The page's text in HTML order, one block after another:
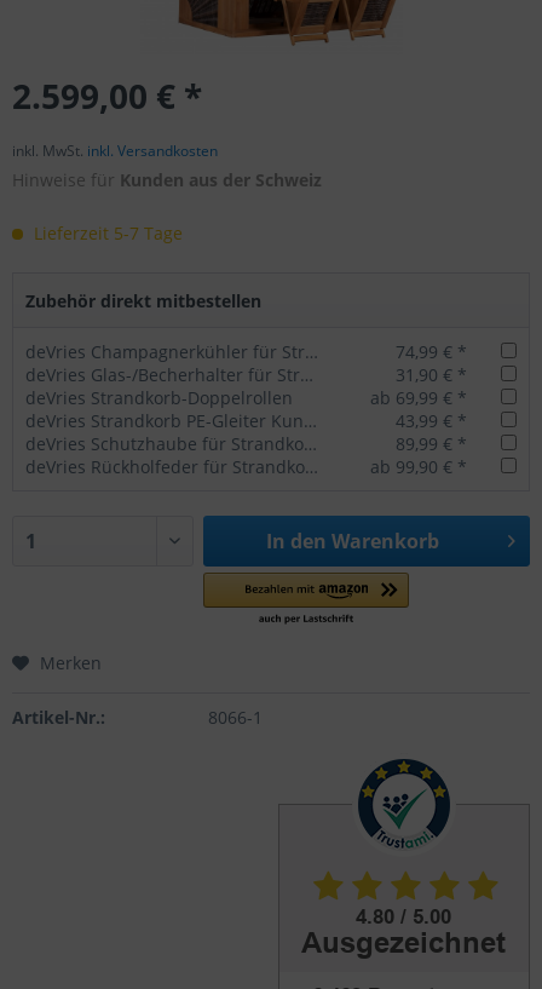
2.599,00 € *
inkl. MwSt. inkl. Versandkosten
Hinweise für Kunden aus der Schweiz
Lieferzeit 5-7 Tage
Zubehör direkt mitbestellen
deVries Champagnerkühler für Strandkörbe
74,99 € *
deVries Glas-/Becherhalter für Strandkörbe
31,90 € *
deVries Strandkorb-Doppelrollen
ab 69,99 € *
deVries Strandkorb PE-Gleiter Kunststoff schwarz 4er Set
43,99 € *
deVries Schutzhaube für Strandkorb Classic
89,99 € *
deVries Rückholfeder für Strandkorb Seaside / Cliff
ab 99,90 € *
In den Warenkorb
Merken
Artikel-Nr.: 8066-1